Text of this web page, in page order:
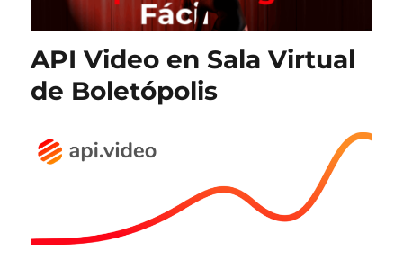
API Video en Sala Virtual
de Boletópolis